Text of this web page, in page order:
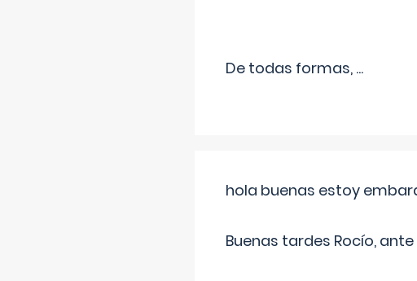
De todas formas, ...
hola buenas estoy
Buenas tardes Rocío,